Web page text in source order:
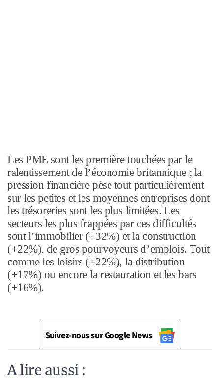
Les PME sont les première touchées par le
ralentissement de l’économie britannique ; la
pression financière pèse tout particulièrement
sur les petites et les moyennes entreprises dont
les trésoreries sont les plus limitées. Les
secteurs les plus frappées par ces difficultés
sont l’immobilier (+32%) et la construction
(+22%), de gros pourvoyeurs d’emplois. Tout
comme les loisirs (+22%), la distribution
(+17%) ou encore la restauration et les bars
(+16%).
Suivez-nous sur Google News
A lire aussi :